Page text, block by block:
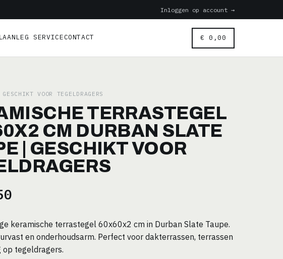
Inloggen op account →
AANLEG SERVICECONTACT € 0,00
VOOR TEGELDRAGERS
TERRASTEGEL
CM DURBAN SLATE
| GESCHIKT VOOR
keramische terrastegel 60x60x2 cm in Durban Slate Taupe.
en onderhoudsarm. Perfect voor dakterrassen, terrassen
op tegeldragers.